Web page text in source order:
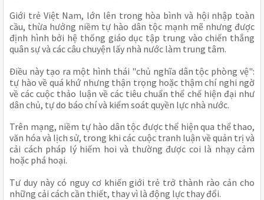
Giới trẻ Việt Nam, lớn lên trong hòa bình và hội nhập toàn
cầu, thừa hưởng niềm tự hào dân tộc mạnh mẽ nhưng được
định hình bởi hệ thống giáo dục tập trung vào chiến thắng
quân sự và các câu chuyện lấy nhà nước làm trung tâm.
Điều này tạo ra một hình thái "chủ nghĩa dân tộc phòng vệ":
tự hào về quá khứ nhưng thận trọng hoặc thậm chí nghi ngờ
về các cuộc thảo luận về các tiêu chuẩn thể chế hiện đại như
dân chủ, tự do báo chí và kiểm soát quyền lực nhà nước.
Trên mạng, niềm tự hào dân tộc được thể hiện qua thể thao,
văn hóa và lịch sử, trong khi các cuộc tranh luận về quản trị và
cải cách pháp lý hiếm hoi và thường được coi là nhạy cảm
hoặc phá hoại.
Tư duy này có nguy cơ khiến giới trẻ trở thành rào cản cho
những cải cách cần thiết, thay vì là động lực thay đổi.